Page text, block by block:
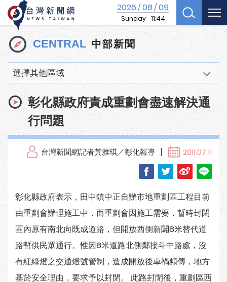
2026/08/09
Sunday 11:44
CENTRAL 中部新聞
選擇其他區域
彰化縣政府責成重劃會盡速解決通
行問題
台灣新聞網記者黃雅琪／彰化報導 2011.07.11
彰化縣政府表示，田中鎮中正自辦市地重劃區工程目前
由重劃會辦理施工中，而重劃會因施工需要，暫時封閉
區內原有南北向既成道路，但開放西側新闢8米替代道
路暫供民眾通行。惟因8米道路北側鄰接斗中路處，沒
有紅綠燈之交通燈號管制，造成開放後車禍頻傳，地方
基於安全理由，要求予以封閉。 此路封閉後，重劃區西